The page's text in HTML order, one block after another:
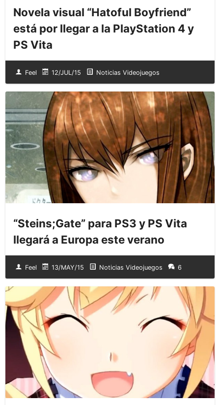
Novela visual “Hatoful Boyfriend”
está por llegar a la PlayStation 4 y
PS Vita
Feel 12/JUL/15 Noticias Videojuegos
“Steins;Gate” para PS3 y PS Vita
llegará a Europa este verano
Feel 13/MAY/15 Noticias Videojuegos 6